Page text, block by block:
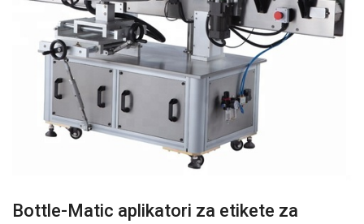
Bottle-Matic aplikatori za etikete za